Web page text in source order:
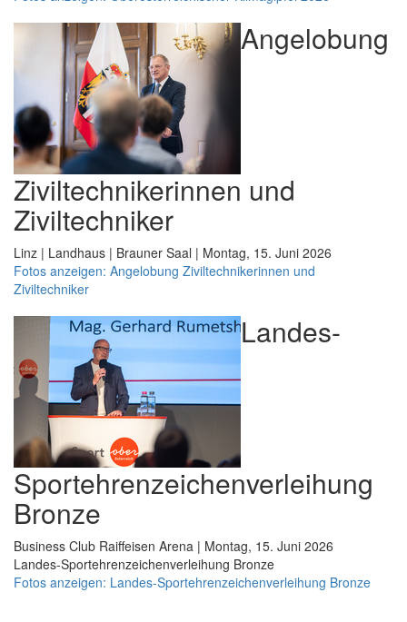
Angelobung
Ziviltechnikerinnen und
Ziviltechniker
Linz | Landhaus | Brauner Saal | Montag, 15. Juni 2026
Fotos anzeigen: Angelobung Ziviltechnikerinnen und
Ziviltechniker
Landes-
Sportehrenzeichenverleihung
Bronze
Business Club Raiffeisen Arena | Montag, 15. Juni 2026
Landes-Sportehrenzeichenverleihung Bronze
Fotos anzeigen: Landes-Sportehrenzeichenverleihung Bronze